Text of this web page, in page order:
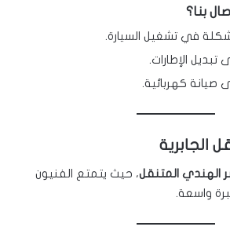
بنا؟
في تشغيل السيارة.
تبديل الإطارات.
صيانة كهربائية.
الجابرية
الهندي المتنقل، حيث يتمتع الفنيون
واسعة.